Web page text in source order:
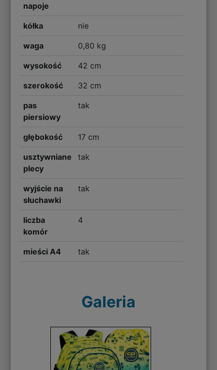
napoje
kółka nie
waga 0,80 kg
wysokość 42 cm
szerokość 32 cm
pas
piersiowy
tak
głębokość 17 cm
usztywniane
plecy
tak
wyjście na
słuchawki
tak
liczba
komór
4
mieści A4 tak
Galeria